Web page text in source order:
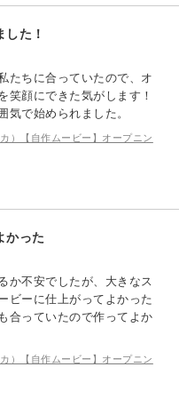
た！
たちに合っていたので、オ
笑顔にできた気がします！
気で始められました。
）【自作ムービー】オープニン
かった
か不安でしたが、大きなス
ビーに仕上がってよかった
合っていたので作ってよか
）【自作ムービー】オープニン